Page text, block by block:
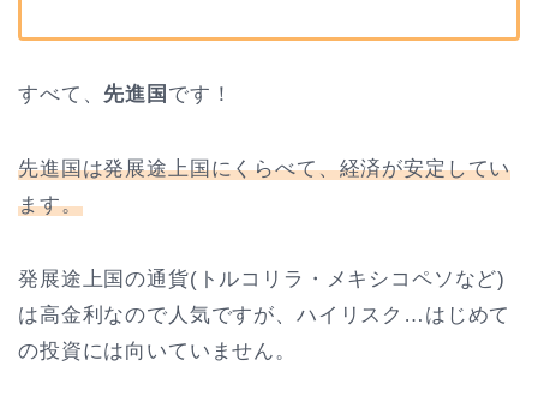
すべて、 先進国 です！
先進国は発展途上国にくらべて、経済が安定してい
ます。
発展途上国の通貨(トルコリラ・メキシコペソなど)
は高金利なので人気ですが、ハイリスク…はじめて
の投資には向いていません。